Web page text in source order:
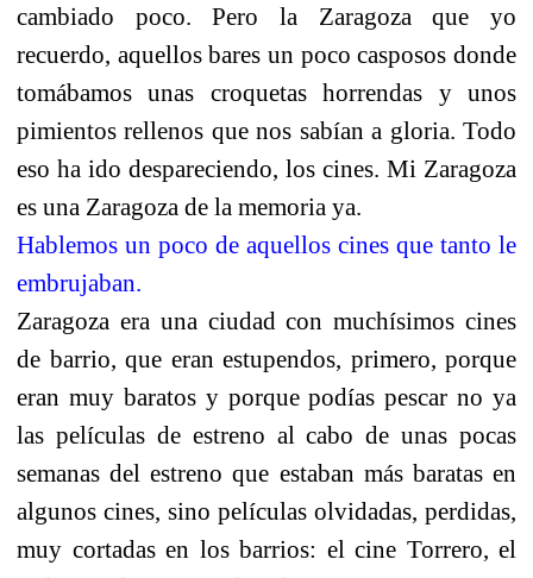
cambiado poco. Pero la Zaragoza que yo
recuerdo, aquellos bares un poco casposos donde
tomábamos unas croquetas horrendas y unos
pimientos rellenos que nos sabían a gloria. Todo
eso ha ido despareciendo, los cines. Mi Zaragoza
es una Zaragoza de la memoria ya.
Hablemos un poco de aquellos cines que tanto le
embrujaban.
Zaragoza era una ciudad con muchísimos cines
de barrio, que eran estupendos, primero, porque
eran muy baratos y porque podías pescar no ya
las películas de estreno al cabo de unas pocas
semanas del estreno que estaban más baratas en
algunos cines, sino películas olvidadas, perdidas,
muy cortadas en los barrios: el cine Torrero, el